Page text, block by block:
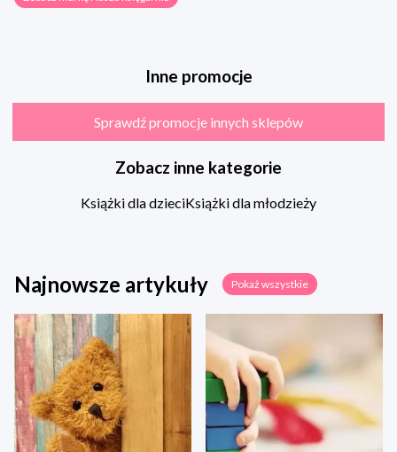
Inne promocje
Sprawdź promocje innych sklepów
Zobacz inne kategorie
Książki dla dzieciKsiążki dla młodzieży
Najnowsze artykuły Pokaż wszystkie